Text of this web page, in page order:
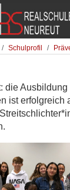
Schulprofil
die Ausbildung
ist erfolgreich